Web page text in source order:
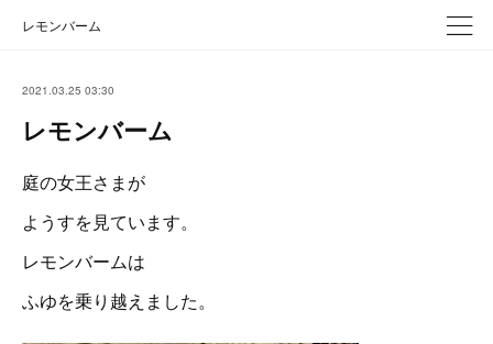
レモンバーム
2021.03.25 03:30
レモンバーム
庭の女王さまが
ようすを見ています。
レモンバームは
ふゆを乗り越えました。